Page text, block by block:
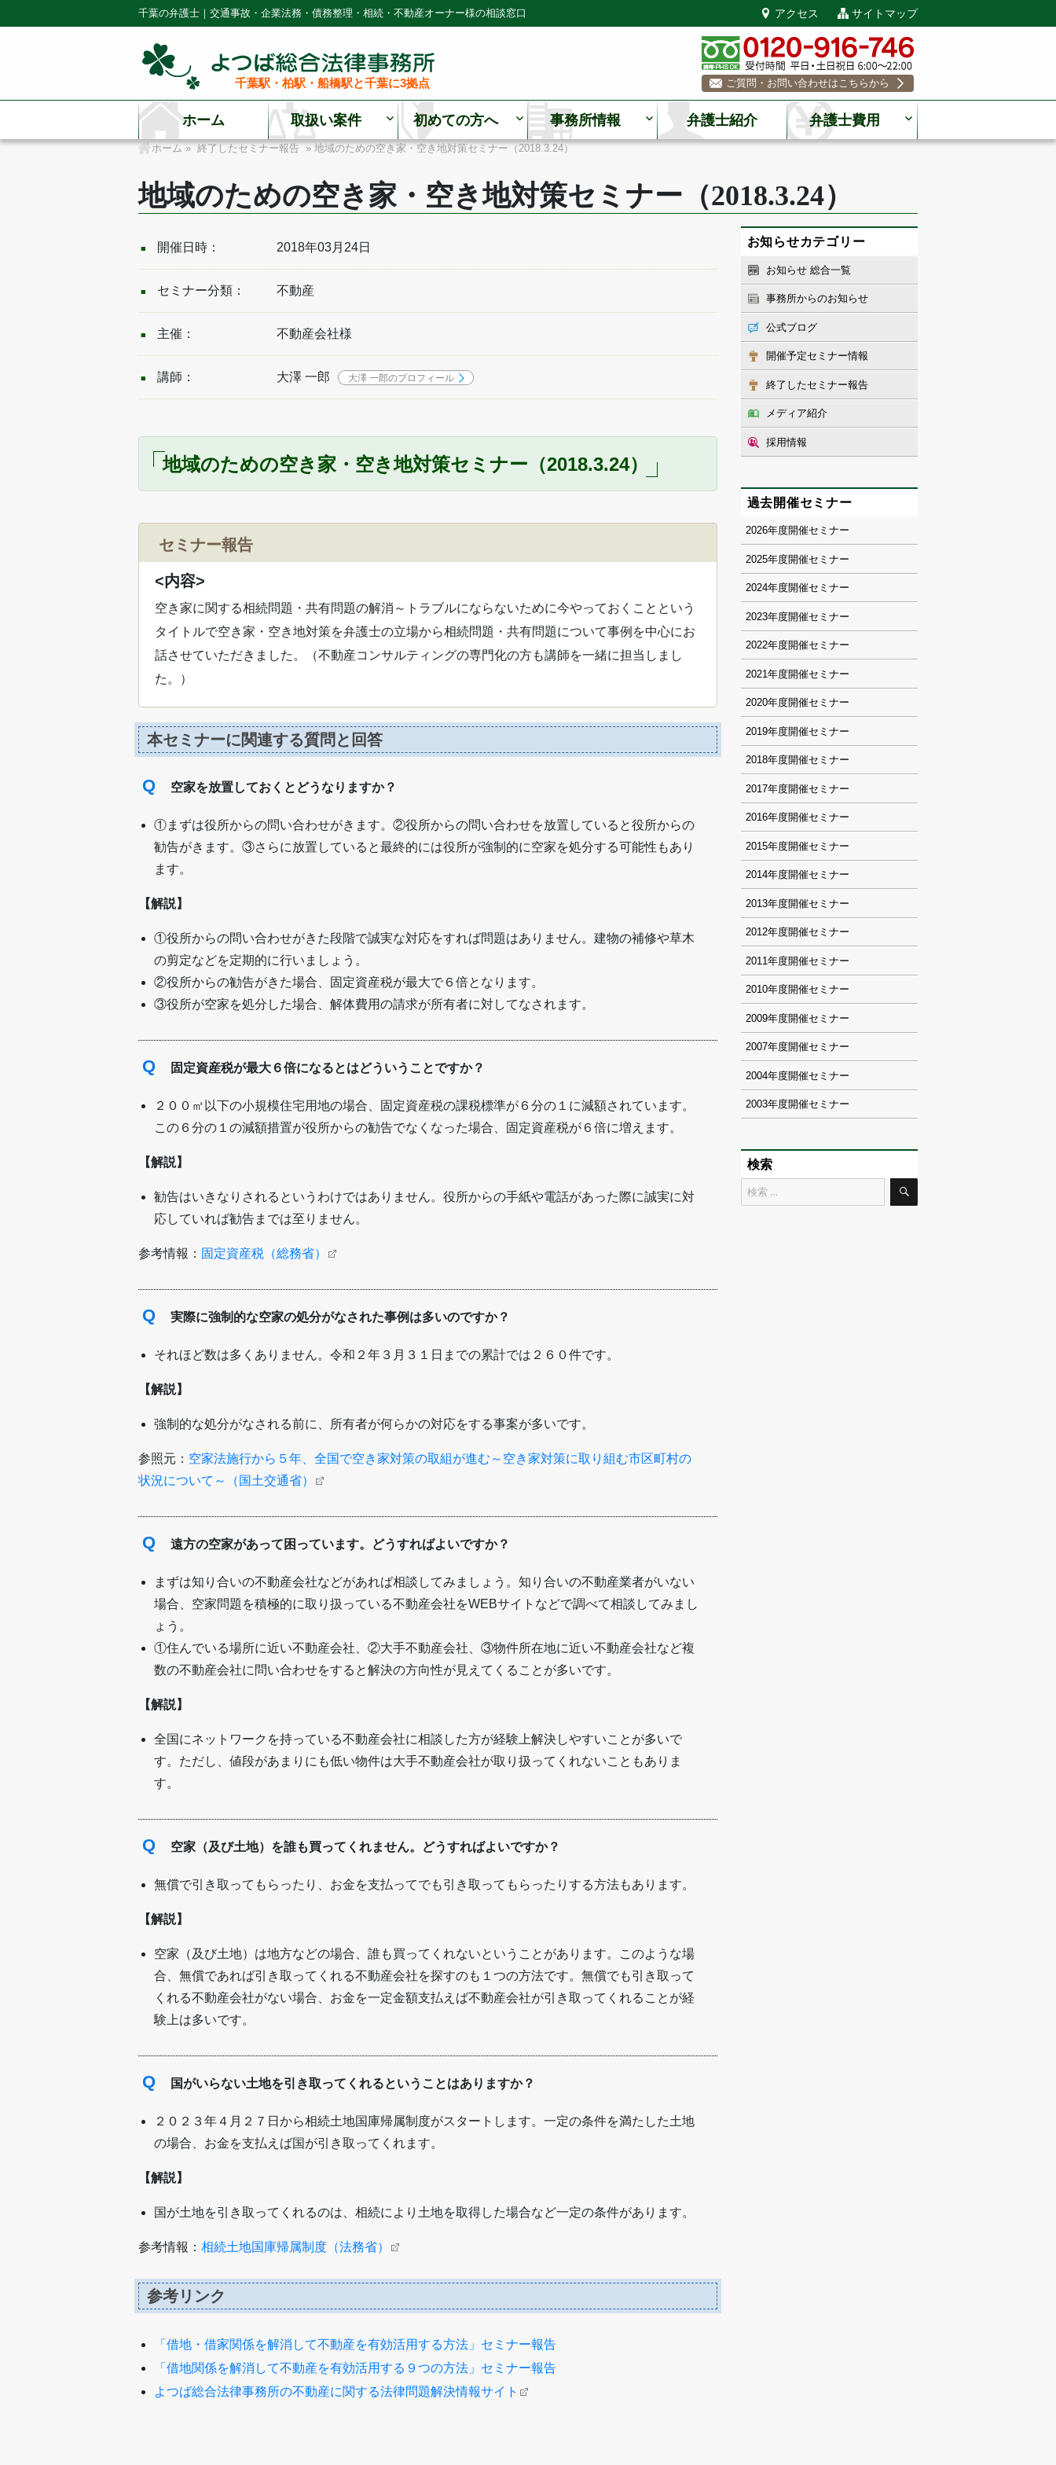
千葉の弁護士｜交通事故・企業法務・債務整理・相続・不動産オーナー様の相談窓口 アクセス サイトマップ
千葉駅・柏駅・船橋駅と千葉に3拠点 ご質問・お問い合わせはこちらから
ホーム 取扱い案件 初めての方へ 事務所情報 弁護士紹介 弁護士費用
ホーム » 終了したセミナー報告 » 地域のための空き家・空き地対策セミナー（2018.3.24）
地域のための空き家・空き地対策セミナー（2018.3.24）
開催日時： 2018年03月24日
セミナー分類： 不動産
主催： 不動産会社様
講師： 大澤 一郎 大澤 一郎のプロフィール
地域のための空き家・空き地対策セミナー（2018.3.24）
セミナー報告
<内容>
空き家に関する相続問題・共有問題の解消～トラブルにならないために今やっておくことという
タイトルで空き家・空き地対策を弁護士の立場から相続問題・共有問題について事例を中心にお
話させていただきました。（不動産コンサルティングの専門化の方も講師を一緒に担当しまし
た。）
本セミナーに関連する質問と回答
Q 空家を放置しておくとどうなりますか？
①まずは役所からの問い合わせがきます。②役所からの問い合わせを放置していると役所からの
勧告がきます。③さらに放置していると最終的には役所が強制的に空家を処分する可能性もあり
ます。
【解説】
①役所からの問い合わせがきた段階で誠実な対応をすれば問題はありません。建物の補修や草木
の剪定などを定期的に行いましょう。
②役所からの勧告がきた場合、固定資産税が最大で６倍となります。
③役所が空家を処分した場合、解体費用の請求が所有者に対してなされます。
Q 固定資産税が最大６倍になるとはどういうことですか？
２００㎡以下の小規模住宅用地の場合、固定資産税の課税標準が６分の１に減額されています。
この６分の１の減額措置が役所からの勧告でなくなった場合、固定資産税が６倍に増えます。
【解説】
勧告はいきなりされるというわけではありません。役所からの手紙や電話があった際に誠実に対
応していれば勧告までは至りません。
参考情報： 固定資産税（総務省）
Q 実際に強制的な空家の処分がなされた事例は多いのですか？
それほど数は多くありません。令和２年３月３１日までの累計では２６０件です。
【解説】
強制的な処分がなされる前に、所有者が何らかの対応をする事案が多いです。
参照元： 空家法施行から５年、全国で空き家対策の取組が進む～空き家対策に取り組む市区町村の
状況について～（国土交通省）
Q 遠方の空家があって困っています。どうすればよいですか？
まずは知り合いの不動産会社などがあれば相談してみましょう。知り合いの不動産業者がいない
場合、空家問題を積極的に取り扱っている不動産会社をWEBサイトなどで調べて相談してみまし
ょう。
①住んでいる場所に近い不動産会社、②大手不動産会社、③物件所在地に近い不動産会社など複
数の不動産会社に問い合わせをすると解決の方向性が見えてくることが多いです。
【解説】
全国にネットワークを持っている不動産会社に相談した方が経験上解決しやすいことが多いで
す。ただし、値段があまりにも低い物件は大手不動産会社が取り扱ってくれないこともありま
す。
Q 空家（及び土地）を誰も買ってくれません。どうすればよいですか？
無償で引き取ってもらったり、お金を支払ってでも引き取ってもらったりする方法もあります。
【解説】
空家（及び土地）は地方などの場合、誰も買ってくれないということがあります。このような場
合、無償であれば引き取ってくれる不動産会社を探すのも１つの方法です。無償でも引き取って
くれる不動産会社がない場合、お金を一定金額支払えば不動産会社が引き取ってくれることが経
験上は多いです。
Q 国がいらない土地を引き取ってくれるということはありますか？
２０２３年４月２７日から相続土地国庫帰属制度がスタートします。一定の条件を満たした土地
の場合、お金を支払えば国が引き取ってくれます。
【解説】
国が土地を引き取ってくれるのは、相続により土地を取得した場合など一定の条件があります。
参考情報： 相続土地国庫帰属制度（法務省）
参考リンク
「借地・借家関係を解消して不動産を有効活用する方法」セミナー報告
「借地関係を解消して不動産を有効活用する９つの方法」セミナー報告
よつば総合法律事務所の不動産に関する法律問題解決情報サイト
お知らせカテゴリー
お知らせ 総合一覧
事務所からのお知らせ
公式ブログ
開催予定セミナー情報
終了したセミナー報告
メディア紹介
採用情報
過去開催セミナー
2026
2025
2024
2023
2022
2021
2020
2019
2018
2017
2016
2015
2014
2013
2012
2011
2010
2009
2007
2004
2003
検索
検
索
検